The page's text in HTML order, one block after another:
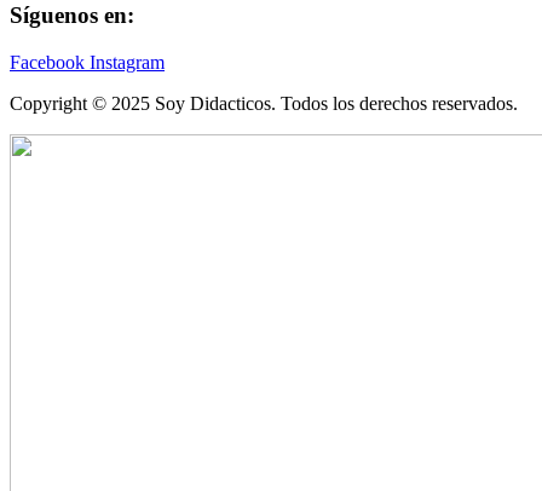
Síguenos en:
Facebook Instagram
Copyright © 2025 Soy Didacticos. Todos los derechos reservados.